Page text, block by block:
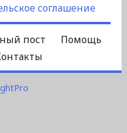
соглашение
пост
Помощь